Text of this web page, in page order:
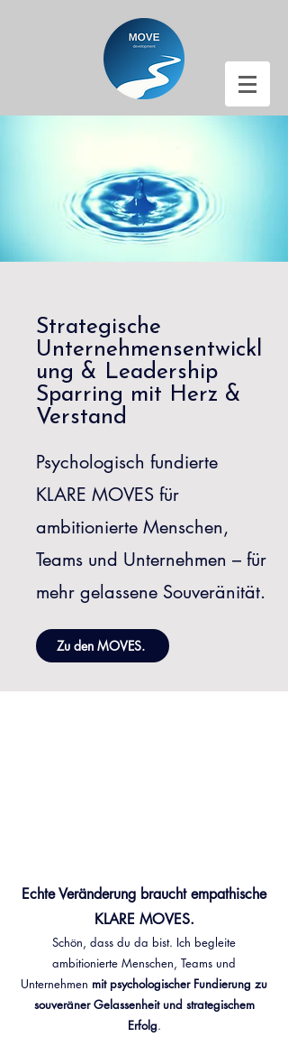
Strategische
Unternehmensentwickl
ung & Leadership
Sparring mit Herz &
Verstand
Psychologisch fundierte
KLARE MOVES für
ambitionierte Menschen,
Teams und Unternehmen – für
mehr gelassene Souveränität.
Zu den MOVES.
Echte Veränderung braucht empathische
KLARE MOVES.
Schön, dass du da bist. Ich begleite
ambitionierte Menschen, Teams und
Unternehmen mit psychologischer Fundierung zu
souveräner Gelassenheit und strategischem
Erfolg.